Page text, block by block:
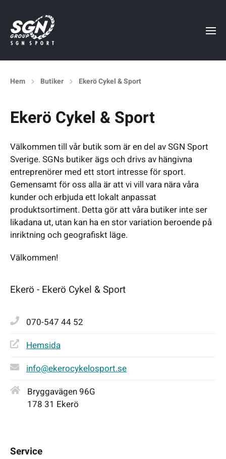
Hem Butiker Ekerö Cykel & Sport
Ekerö Cykel & Sport
Välkommen till vår butik som är en del av SGN Sport
Sverige. SGNs butiker ägs och drivs av hängivna
entreprenörer med ett stort intresse för sport.
Gemensamt för oss alla är att vi vill vara nära våra
kunder och erbjuda ett lokalt anpassat
produktsortiment. Detta gör att våra butiker inte ser
likadana ut, utan kan ha en stor variation beroende på
inriktning och geografiskt läge.
Välkommen!
Ekerö - Ekerö Cykel & Sport
070-547 44 52
Hemsida
info@ekerocykelosport.se
Bryggavägen 96G
178 31 Ekerö
Service